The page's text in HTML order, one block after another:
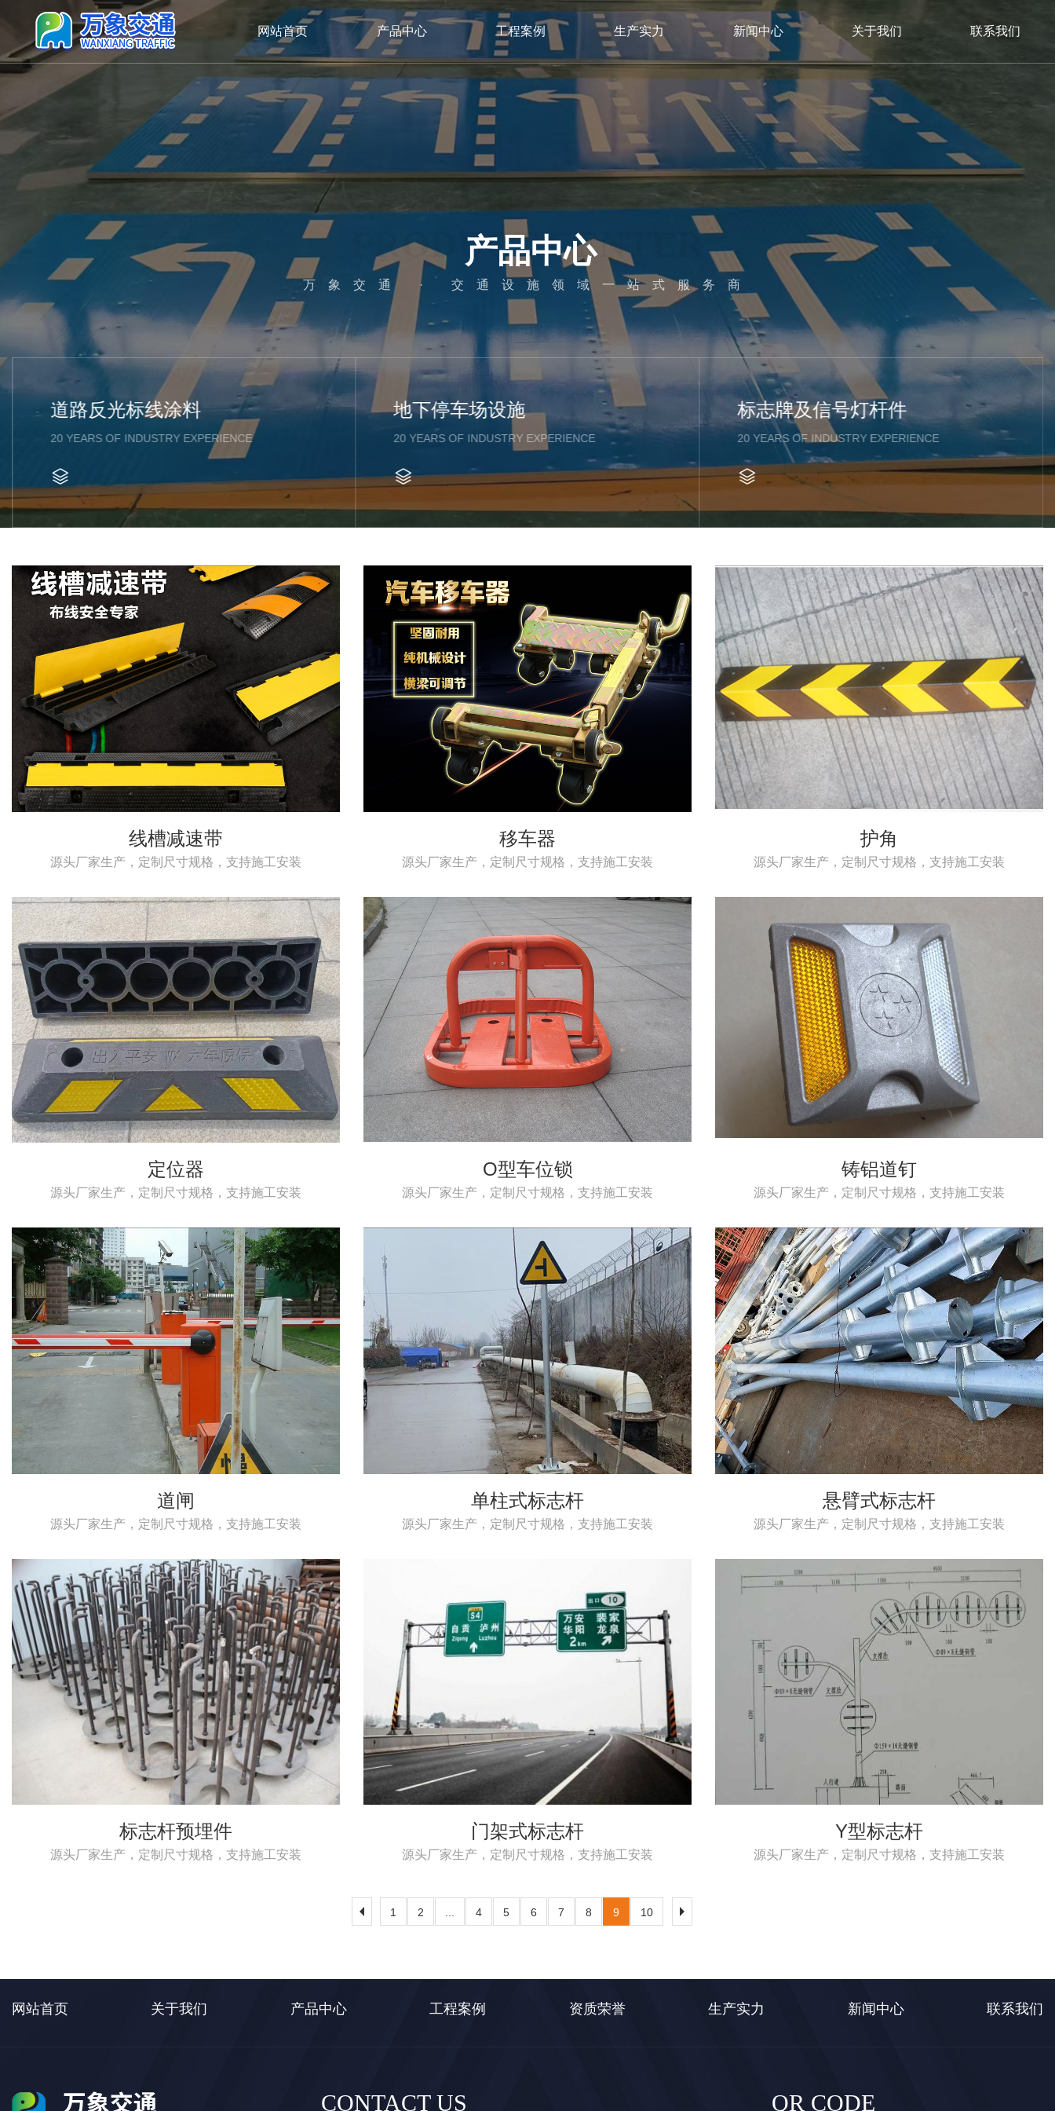
网站首页 产品中心 工程案例 生产实力 新闻中心 关于我们 联系我们
产品中心
万象交通 · 交通设施领域一站式服务商
道路反光标线涂料
20 YEARS OF INDUSTRY EXPERIENCE
地下停车场设施
20 YEARS OF INDUSTRY EXPERIENCE
标志牌及信号灯杆件
20 YEARS OF INDUSTRY EXPERIENCE
线槽减速带
源头厂家生产，定制尺寸规格，支持施工安装
移车器
源头厂家生产，定制尺寸规格，支持施工安装
护角
源头厂家生产，定制尺寸规格，支持施工安装
定位器
源头厂家生产，定制尺寸规格，支持施工安装
O型车位锁
源头厂家生产，定制尺寸规格，支持施工安装
铸铝道钉
源头厂家生产，定制尺寸规格，支持施工安装
道闸
源头厂家生产，定制尺寸规格，支持施工安装
单柱式标志杆
源头厂家生产，定制尺寸规格，支持施工安装
悬臂式标志杆
源头厂家生产，定制尺寸规格，支持施工安装
标志杆预埋件
源头厂家生产，定制尺寸规格，支持施工安装
门架式标志杆
源头厂家生产，定制尺寸规格，支持施工安装
Y型标志杆
源头厂家生产，定制尺寸规格，支持施工安装
1 2 4 5 6 7 8 9 10
网站首页 关于我们 产品中心 工程案例 资质荣誉 生产实力 新闻中心 联系我们
CONTACT US QR CODE